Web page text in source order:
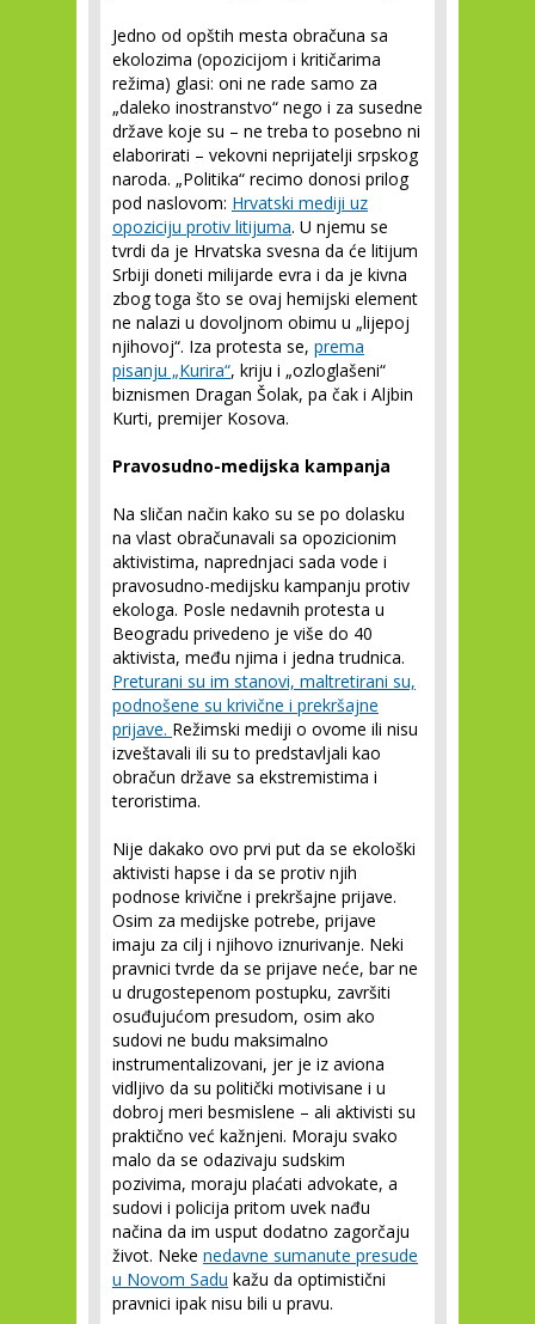
Jedno od opštih mesta obračuna sa
ekolozima (opozicijom i kritičarima
režima) glasi: oni ne rade samo za
„daleko inostranstvo“ nego i za susedne
države koje su – ne treba to posebno ni
elaborirati – vekovni neprijatelji srpskog
naroda. „Politika“ recimo donosi prilog
pod naslovom: Hrvatski mediji uz
opoziciju protiv litijuma. U njemu se
tvrdi da je Hrvatska svesna da će litijum
Srbiji doneti milijarde evra i da je kivna
zbog toga što se ovaj hemijski element
ne nalazi u dovoljnom obimu u „lijepoj
njihovoj“. Iza protesta se, prema
pisanju „Kurira“, kriju i „ozloglašeni“
biznismen Dragan Šolak, pa čak i Aljbin
Kurti, premijer Kosova.
Pravosudno-medijska kampanja
Na sličan način kako su se po dolasku
na vlast obračunavali sa opozicionim
aktivistima, naprednjaci sada vode i
pravosudno-medijsku kampanju protiv
ekologa. Posle nedavnih protesta u
Beogradu privedeno je više do 40
aktivista, među njima i jedna trudnica.
Preturani su im stanovi, maltretirani su,
podnošene su krivične i prekršajne
prijave. Režimski mediji o ovome ili nisu
izveštavali ili su to predstavljali kao
obračun države sa ekstremistima i
teroristima.
Nije dakako ovo prvi put da se ekološki
aktivisti hapse i da se protiv njih
podnose krivične i prekršajne prijave.
Osim za medijske potrebe, prijave
imaju za cilj i njihovo iznurivanje. Neki
pravnici tvrde da se prijave neće, bar ne
u drugostepenom postupku, završiti
osuđujućom presudom, osim ako
sudovi ne budu maksimalno
instrumentalizovani, jer je iz aviona
vidljivo da su politički motivisane i u
dobroj meri besmislene – ali aktivisti su
praktično već kažnjeni. Moraju svako
malo da se odazivaju sudskim
pozivima, moraju plaćati advokate, a
sudovi i policija pritom uvek nađu
načina da im usput dodatno zagorčaju
život. Neke nedavne sumanute presude
u Novom Sadu kažu da optimistični
pravnici ipak nisu bili u pravu.